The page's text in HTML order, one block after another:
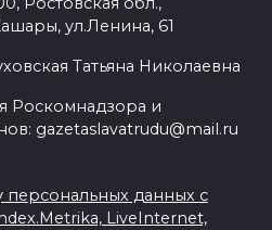
ул.Ленина, 61
Татьяна Николаевна
Роскомнадзора и
gazetaslavatrudu@mail.ru
персональных данных с
LiveInternet,